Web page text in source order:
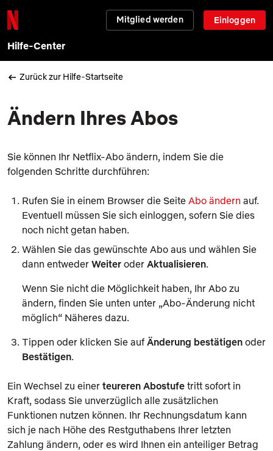
Mitglied werden Einloggen
Hilfe-Center
Zurück zur Hilfe-Startseite
Ändern Ihres Abos
Sie können Ihr Netflix-Abo ändern, indem Sie die
folgenden Schritte durchführen:
Rufen Sie in einem Browser die Seite Abo ändern auf.
Eventuell müssen Sie sich einloggen, sofern Sie dies
noch nicht getan haben.
Wählen Sie das gewünschte Abo aus und wählen Sie
dann entweder Weiter oder Aktualisieren.
Wenn Sie nicht die Möglichkeit haben, Ihr Abo zu
ändern, finden Sie unten unter „Abo-Änderung nicht
möglich“ Näheres dazu.
Tippen oder klicken Sie auf Änderung bestätigen oder
Bestätigen.
Ein Wechsel zu einer teureren Abostufe tritt sofort in
Kraft, sodass Sie unverzüglich alle zusätzlichen
Funktionen nutzen können. Ihr Rechnungsdatum kann
sich je nach Höhe des Restguthabens Ihrer letzten
Zahlung ändern, oder es wird Ihnen ein anteiliger Betrag